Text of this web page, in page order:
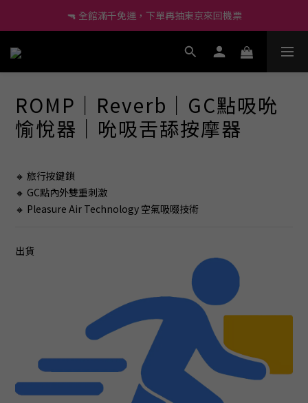
🔫 全館滿千免運，下單再抽東京來回機票
🔰 新會員現折60、再送小莖靈吊飾！
🔫 全館滿千免運，下單再抽東京來回機票
尚未有任何評價
ROMP｜Reverb｜GC點吸吮
愉悅器｜吮吸舌舔按摩器
🔸 旅行按鍵鎖
🔸 GC點內外雙重刺激
🔸 Pleasure Air Technology 空氣吸啜技術
出貨